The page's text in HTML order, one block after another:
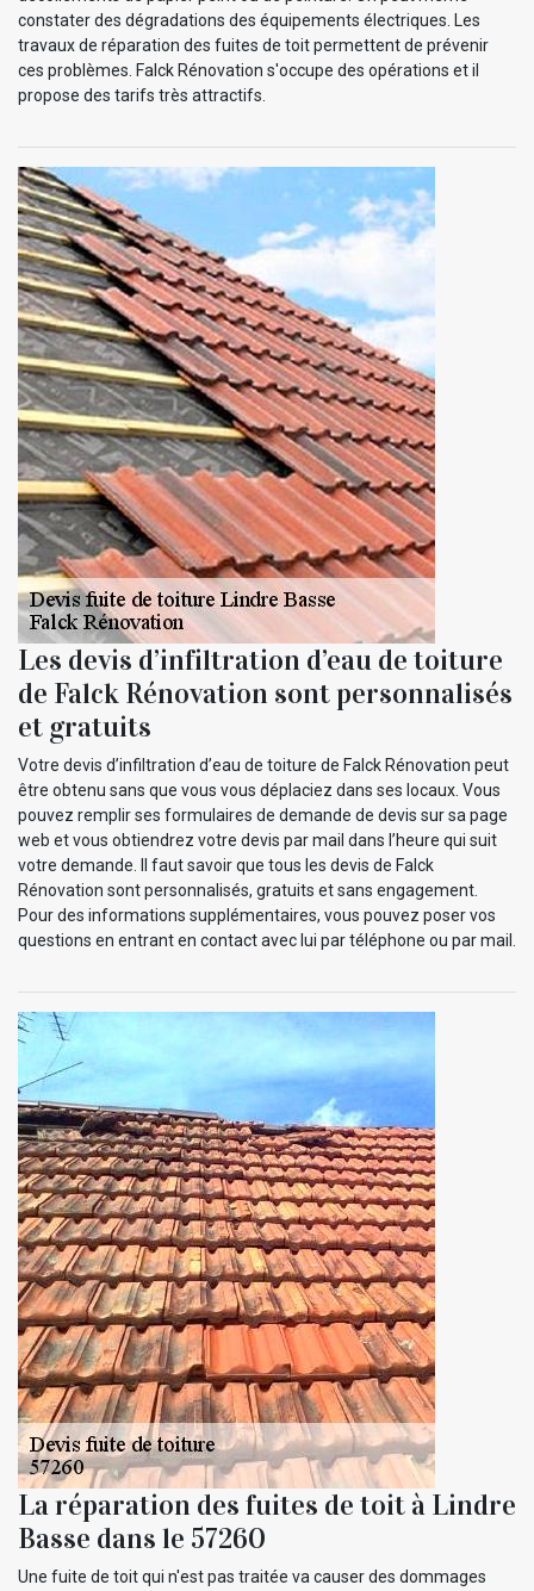
constater des dégradations des équipements électriques. Les
travaux de réparation des fuites de toit permettent de prévenir
ces problèmes. Falck Rénovation s'occupe des opérations et il
propose des tarifs très attractifs.
Les devis d’infiltration d’eau de toiture
de Falck Rénovation sont personnalisés
et gratuits
Votre devis d’infiltration d’eau de toiture de Falck Rénovation peut
être obtenu sans que vous vous déplaciez dans ses locaux. Vous
pouvez remplir ses formulaires de demande de devis sur sa page
web et vous obtiendrez votre devis par mail dans l’heure qui suit
votre demande. Il faut savoir que tous les devis de Falck
Rénovation sont personnalisés, gratuits et sans engagement.
Pour des informations supplémentaires, vous pouvez poser vos
questions en entrant en contact avec lui par téléphone ou par mail.
La réparation des fuites de toit à Lindre
Basse dans le 57260
Une fuite de toit qui n'est pas traitée va causer des dommages